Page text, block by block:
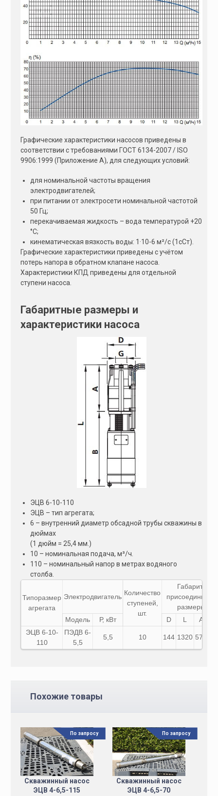
Графические характеристики насосов приведены в
соответствии с требованиями ГОСТ 6134-2007 / ISO
9906:1999 (Приложение А), для следующих условий:
для номинальной частоты вращения
электродвигателей;
при питании от электросети номинальной частотой
50 Гц;
перекачиваемая жидкость – вода температурой +20
°С;
кинематическая вязкость воды: 1·10-6 м²/с (1сСт).
Графические характеристики приведены с учётом
потерь напора в обратном клапане насоса.
Характеристики КПД приведены для отдельной
ступени насоса.
Габаритные размеры и
характеристики насоса
ЭЦВ 6-10-110
ЭЦВ – тип агрегата;
6 – внутренний диаметр обсадной трубы скважины в
дюймах
(1 дюйм = 25,4 мм.)
10 – номинальная подача, м³/ч.
110 – номинальный напор в метрах водяного
столба.
Типоразмер
агрегата
Электродвигатель Количество
ступеней,
шт.
Габаритные
размеры,
Модель
Р, кВт D L A
ЭЦВ 6-10-
110
ПЭДВ 6-
5,5
5,5 10 144 1320 573
Похожие товары
Скважинный насос
ЭЦВ 4-6,5-115
По запросу
Скважинный насос
ЭЦВ 4-6,5-70
По запросу